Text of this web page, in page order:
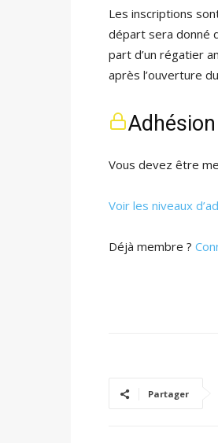
Les inscriptions
départ sera donné
part d’un régatier
après l’ouverture
Vous devez être
Voir les niveaux
Déjà membre ?
Partager